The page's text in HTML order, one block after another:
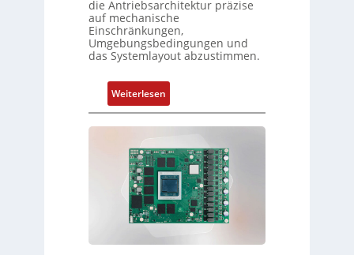
Z
u
s
t
d
b
e
r
w
a
t
f
ü
m
e
h
L
e
i
s
t
n
die Antriebsarchitektur präzise
auf mechanische
Einschränkungen,
Umgebungsbedingungen und
das Systemlayout abzustimmen.
Weiterlesen:
F
l
x
i
b
l
e
E